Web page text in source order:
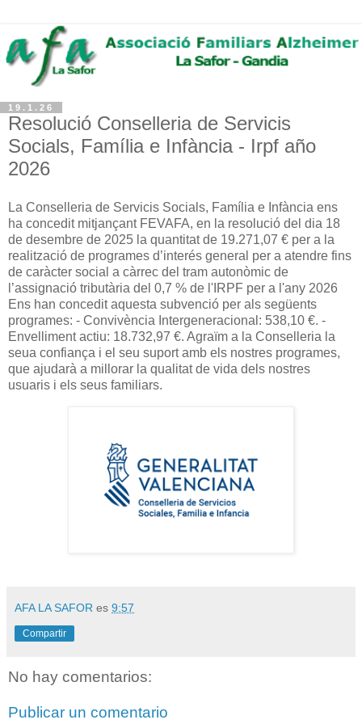
19.1.26
Resolució Conselleria de Servicis
Socials, Família e Infància - Irpf año
2026
La Conselleria de Servicis Socials, Família e Infància ens
ha concedit mitjançant FEVAFA, en la resolució del dia 18
de desembre de 2025 la quantitat de 19.271,07 € per a la
realització de programes d’interés general per a atendre fins
de caràcter social a càrrec del tram autonòmic de
l’assignació tributària del 0,7 % de l'IRPF per a l'any 2026
Ens han concedit aquesta subvenció per als següents
programes: - Convivència Intergeneracional: 538,10 €. -
Envelliment actiu: 18.732,97 €. Agraïm a la Conselleria la
seua confiança i el seu suport amb els nostres programes,
que ajudarà a millorar la qualitat de vida dels nostres
usuaris i els seus familiars.
AFA LA SAFOR es 9:57
Compartir
No hay comentarios:
Publicar un comentario